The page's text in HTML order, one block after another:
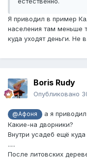
Я приводил в пример
населения там меньше
куда уходят деньги. Не
Boris Rudy
Опубликовано
@Афоня
а я
Какие-на дворники?
Внутри усадеб ещё
.....
После литовских